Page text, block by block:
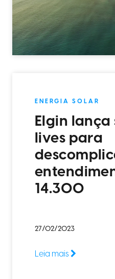
ENERGIA SOLAR
Elgin lança
lives para
14.300
27/02/2023
Leia mais